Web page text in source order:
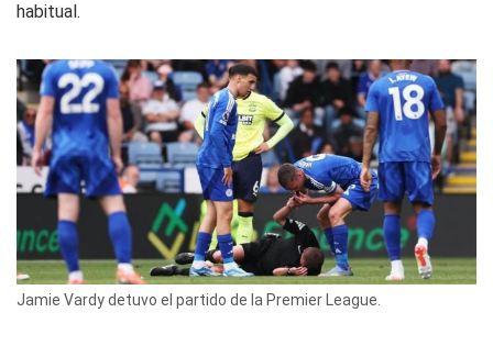
habitual.
Jamie Vardy detuvo el partido de la Premier League.